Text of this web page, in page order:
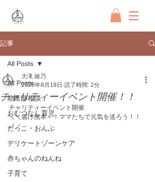
記事
All Posts
助産師相談
おむつなし育児
だっこ・おんぶ
デリケートゾーンケア
赤ちゃんのねんね
子育て
All Posts
チャリティーイベント開催！！
大滝 綾乃
2020年8月18日 読了時間: 2分
チャリティーイベント開催
＼＼届け熊本～！ママたちで元気を送ろう！！
／／